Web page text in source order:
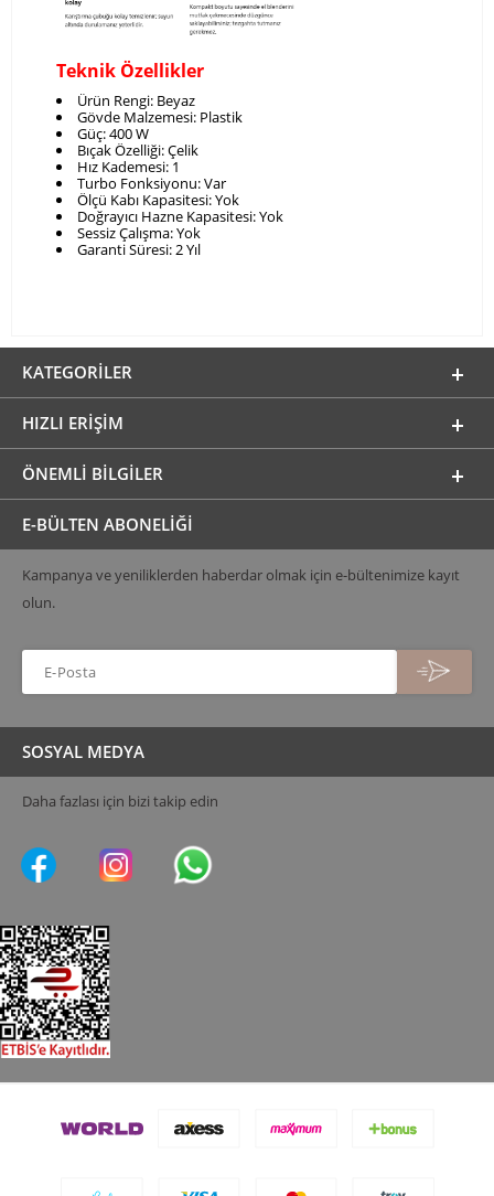
Teknik Özellikler
Ürün Rengi: Beyaz
Gövde Malzemesi: Plastik
Güç: 400 W
Bıçak Özelliği: Çelik
Hız Kademesi: 1
Turbo Fonksiyonu: Var
Ölçü Kabı Kapasitesi: Yok
Doğrayıcı Hazne Kapasitesi: Yok
Sessiz Çalışma: Yok
Garanti Süresi: 2 Yıl
KATEGORILER
HIZLI ERIŞIM
ÖNEMLI BILGILER
E-BÜLTEN ABONELİĞİ
Kampanya ve yeniliklerden haberdar olmak için e-bültenimize kayıt
olun.
SOSYAL MEDYA
Daha fazlası için bizi takip edin